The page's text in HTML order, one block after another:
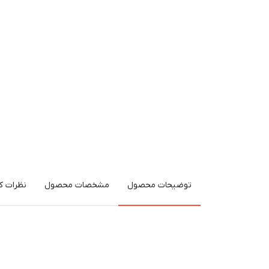
توضیحات محصول مشخصات محصول نظرات